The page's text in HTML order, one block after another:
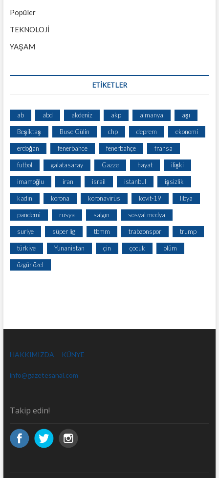
Popüler
TEKNOLOJİ
YAŞAM
ETİKETLER
ab abd akdeniz akp almanya aşı
Beşiktaş Buse Gülin chp deprem ekonomi
erdoğan fenerbahce fenerbahçe fransa
futbol galatasaray Gazze hayat ilişki
imamoğlu iran israil istanbul işsizlik
kadın korona koronavirüs kovit-19 libya
pandemi rusya salgın sosyal medya
suriye süper lig tbmm trabzonspor trump
türkiye Yunanistan çin çocuk ölüm
özgür özel
HAKKIMIZDA KÜNYE
info@gazetesanal.com
Takip edin!